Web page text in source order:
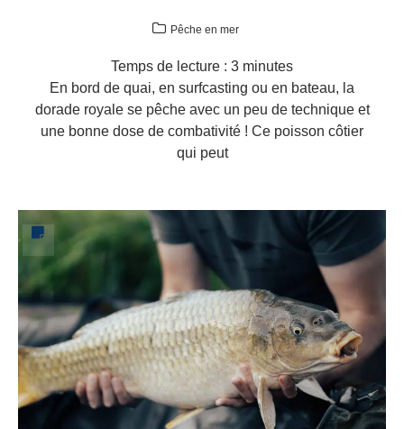
Pêche en mer
Temps de lecture : 3 minutes
En bord de quai, en surfcasting ou en bateau, la
dorade royale se pêche avec un peu de technique et
une bonne dose de combativité ! Ce poisson côtier
qui peut